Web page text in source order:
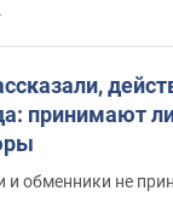
принимают
и обменники не